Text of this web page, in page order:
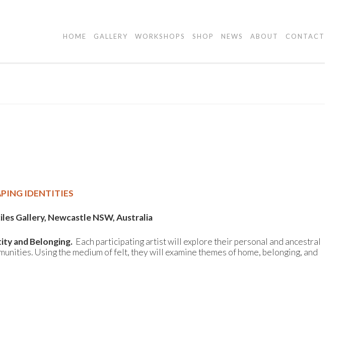
HOME GALLERY WORKSHOPS SHOP NEWS ABOUT CONTACT
IDENTITIES
Gallery, Newcastle NSW, Australia
and Belonging. Each participating artist will explore their personal and ancestral
Using the medium of felt, they will examine themes of home, belonging, and